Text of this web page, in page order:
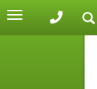
Toggle
navigation